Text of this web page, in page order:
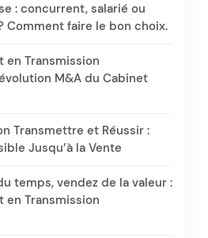
: concurrent, salarié ou
Comment faire le bon choix.
en Transmission
M&A du Cabinet
Transmettre et Réussir :
Jusqu’à la Vente
temps, vendez de la valeur :
en Transmission